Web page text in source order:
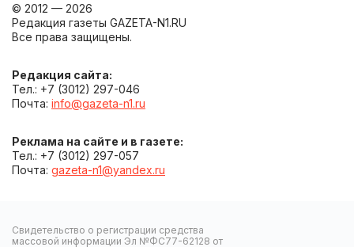
© 2012 — 2026
Редакция газеты GAZETA-N1.RU
Все права защищены.
Редакция сайта:
Тел.: +7 (3012) 297-046
Почта: info@gazeta-n1.ru
Реклама на сайте и в газете:
Тел.: +7 (3012) 297-057
Почта: gazeta-n1@yandex.ru
Свидетельство о регистрации средства
массовой информации Эл №ФС77-62128 от